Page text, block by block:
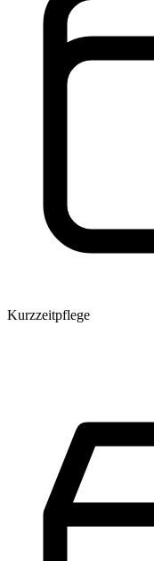
Kurzzeitpflege